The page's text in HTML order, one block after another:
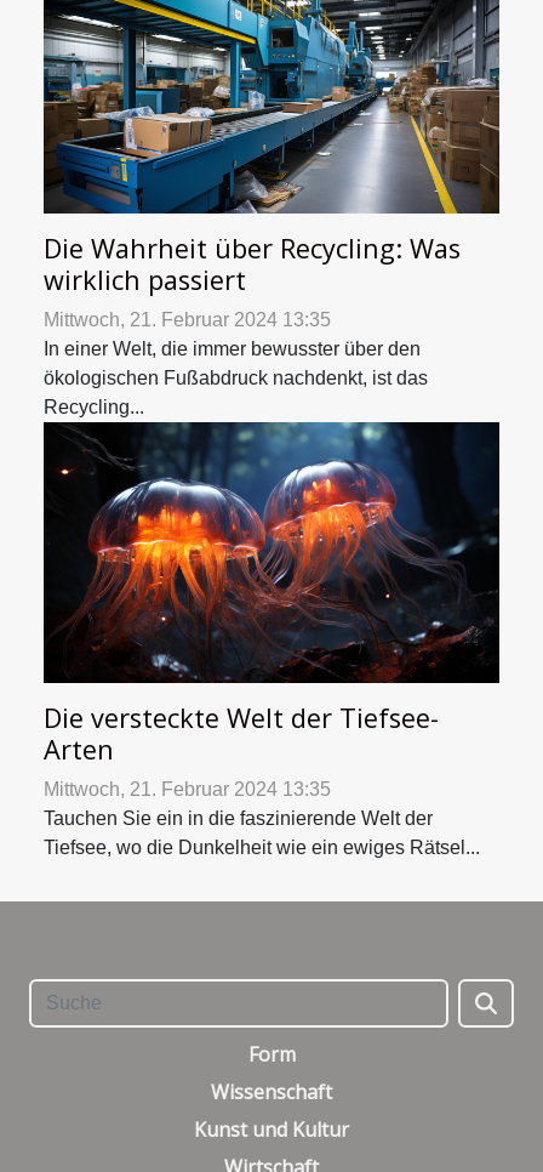
Die Wahrheit über Recycling: Was
wirklich passiert
Mittwoch, 21. Februar 2024 13:35
In einer Welt, die immer bewusster über den
ökologischen Fußabdruck nachdenkt, ist das
Recycling...
Die versteckte Welt der Tiefsee-
Arten
Mittwoch, 21. Februar 2024 13:35
Tauchen Sie ein in die faszinierende Welt der
Tiefsee, wo die Dunkelheit wie ein ewiges Rätsel...
Form
Wissenschaft
Kunst und Kultur